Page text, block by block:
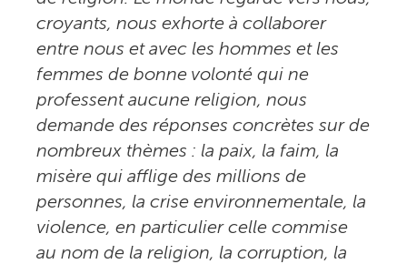
croyants, nous exhorte à collaborer
entre nous et avec les hommes et les
femmes de bonne volonté qui ne
professent aucune religion, nous
demande des réponses concrètes sur de
nombreux thèmes : la paix, la faim, la
misère qui afflige des millions de
personnes, la crise environnementale, la
violence, en particulier celle commise
au nom de la religion, la corruption, la